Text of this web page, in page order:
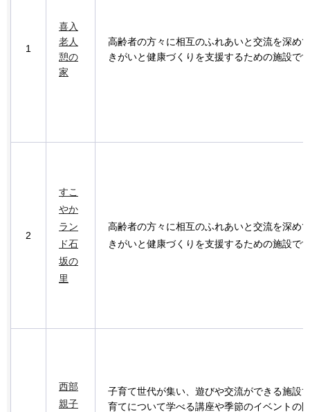
1
喜入
老人
憩の
家
高齢者の方々に相互のふれあいと交流を深め
きがいと健康づくりを支援するための施設で
2
すこ
やか
ラン
ド石
坂の
里
高齢者の方々に相互のふれあいと交流を深め
きがいと健康づくりを支援するための施設で
西部
親子
子育て世代が集い、遊びや交流ができる施設
育てについて学べる講座や季節のイベントの